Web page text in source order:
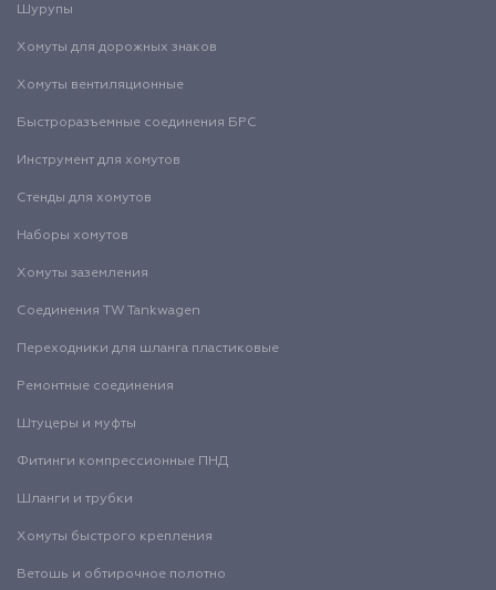
Шурупы
Хомуты для дорожных знаков
Хомуты вентиляционные
Быстроразъемные соединения БРС
Инструмент для хомутов
Стенды для хомутов
Наборы хомутов
Хомуты заземления
Соединения TW Tankwagen
Переходники для шланга пластиковые
Ремонтные соединения
Штуцеры и муфты
Фитинги компрессионные ПНД
Шланги и трубки
Хомуты быстрого крепления
Ветошь и обтирочное полотно